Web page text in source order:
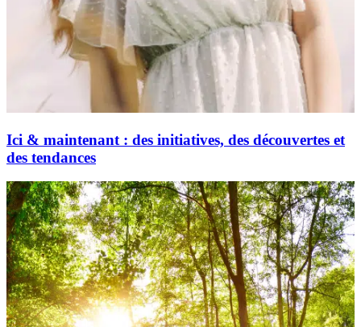
Ici & maintenant : des initiatives, des découvertes et
des tendances